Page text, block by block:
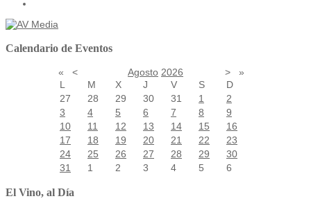
Calendario de Eventos
« < Agosto 2026 >
»
L
M X J V S
D
27
28 29 30 31 1
2
3
4 5 6 7 8
9
10
11 12 13 14 15
16
17
18 19 20 21 22
23
24
25 26 27 28 29
30
31
1 2 3 4 5 6
El Vino, al Día